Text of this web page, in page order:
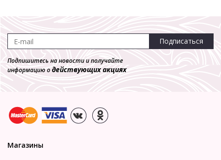
Подписаться
Подпишитесь на новости и получайте
информацию одействующих акциях
Магазины